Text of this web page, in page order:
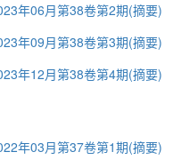
年06月第38卷第2期(摘要)
年09月第38卷第3期(摘要)
年12月第38卷第4期(摘要)
年03月第37卷第1期(摘要)